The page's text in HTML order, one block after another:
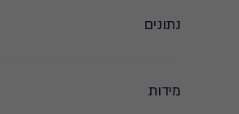
נתונים
מידות